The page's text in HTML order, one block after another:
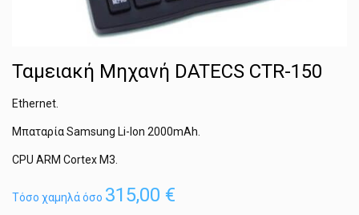
Ταμειακή Μηχανή DATECS CTR-150
Ethernet.
Μπαταρία Samsung Li-Ion 2000mAh.
CPU ARM Cortex M3.
Τόσο χαμηλά όσο 315,00 €